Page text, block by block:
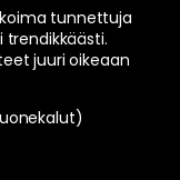
tunnettuja
juuri oikeaan